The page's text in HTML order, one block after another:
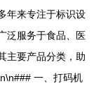
年来专注于标识设
泛服务于食品、医
主要产品分类，助
一、打码机